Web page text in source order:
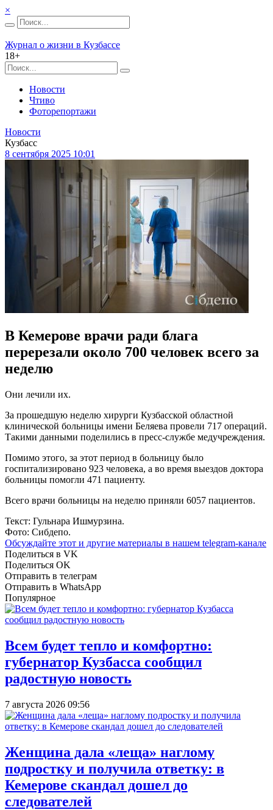
×
Журнал о жизни в Кузбассе
18+
Новости
Чтиво
Фоторепортажи
Новости
Кузбасс
8 сентября 2025 10:01
В Кемерове врачи ради блага
перерезали около 700 человек всего за
неделю
Они лечили их.
За прошедшую неделю хирурги Кузбасской областной
клинической больницы имени Беляева провели 717 операций.
Такими данными поделились в пресс-службе медучреждения.
Помимо этого, за этот период в больницу было
госпитализировано 923 человека, а во время выездов доктора
больницы помогли 471 пациенту.
Всего врачи больницы на неделю приняли 6057 пациентов.
Текст: Гульнара Ишмурзина.
Фото: Сибдепо.
Обсуждайте этот и другие материалы в нашем telegram-канале
Поделиться в VK
Поделиться OK
Отправить в телеграм
Отправить в WhatsApp
Популярное
Всем будет тепло и комфортно:
губернатор Кузбасса сообщил
радостную новость
7 августа 2026 09:56
Женщина дала «леща» наглому
подростку и получила ответку: в
Кемерове скандал дошел до
следователей